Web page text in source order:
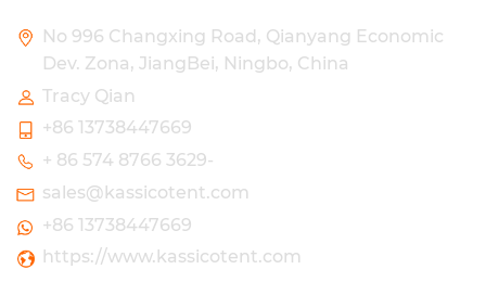
No 996 Changxing Road, Qianyang Economic
Dev. Zona, JiangBei, Ningbo, China
Tracy Qian
+86 13738447669
+ 86 574 8766 3629-
sales@kassicotent.com
+86 13738447669
https://www.kassicotent.com